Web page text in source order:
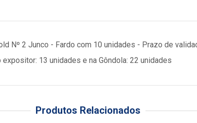
Nº 2 Junco - Fardo com 10 unidades - Prazo de
13 unidades e na Gôndola: 22 unidades
Produtos Relacionados